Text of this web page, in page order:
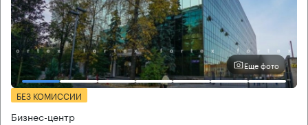
Еще фото
БЕЗ КОМИССИИ
Бизнес-центр